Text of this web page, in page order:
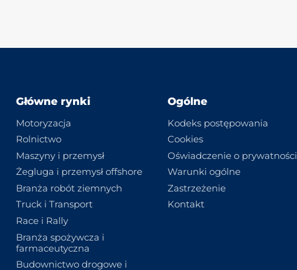
Główne rynki
Motoryzacja
Rolnictwo
Maszyny i przemysł
Żegluga i przemysł offshore
Branża robót ziemnych
Truck i Transport
Race i Rally
Branża spożywcza i
farmaceutyczna
Budownictwo drogowe i
Ogólne
Kodeks postępowania
Cookies
Oświadczenie o prywatności
Warunki ogólne
Zastrzeżenie
Kontakt